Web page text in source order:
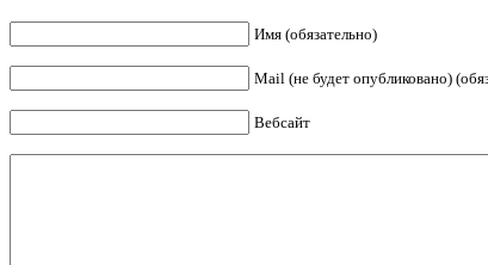
Имя (обязательно)
Mail (не будет опубликовано)
Вебсайт